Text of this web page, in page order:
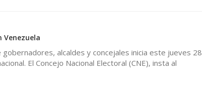
Venezuela
alcaldes y concejales inicia este jueves 28
El Concejo Nacional Electoral (CNE), insta al